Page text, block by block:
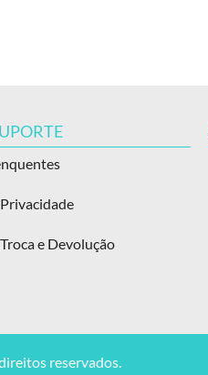
e Devolução
reservados.